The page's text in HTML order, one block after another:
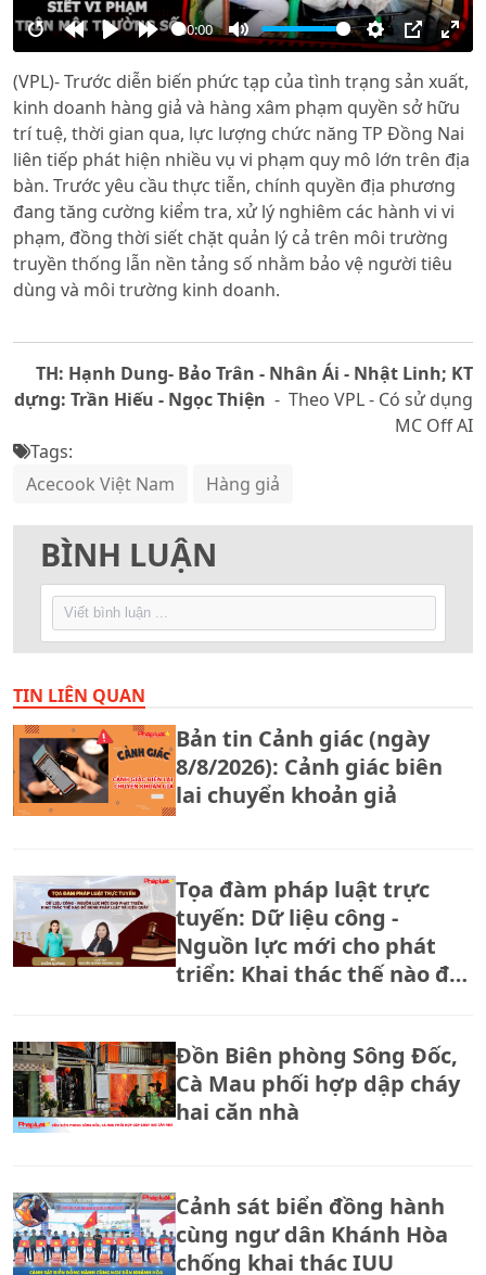
RestartRewind
10s
PlayForward
10s
00:00
Mute Settings
PIP
(VPL)- Trước diễn biến phức tạp của tình trạng sản xuất,
kinh doanh hàng giả và hàng xâm phạm quyền sở hữu
trí tuệ, thời gian qua, lực lượng chức năng TP Đồng Nai
liên tiếp phát hiện nhiều vụ vi phạm quy mô lớn trên địa
bàn. Trước yêu cầu thực tiễn, chính quyền địa phương
đang tăng cường kiểm tra, xử lý nghiêm các hành vi vi
phạm, đồng thời siết chặt quản lý cả trên môi trường
truyền thống lẫn nền tảng số nhằm bảo vệ người tiêu
dùng và môi trường kinh doanh.
TH: Hạnh Dung- Bảo Trân - Nhân Ái - Nhật Linh; KT
dựng: Trần Hiếu - Ngọc Thiện - Theo VPL - Có sử dụng
MC Off AI
Tags:
Acecook Việt Nam
Hàng giả
BÌNH LUẬN
TIN LIÊN QUAN
Bản tin Cảnh giác (ngày
8/8/2026): Cảnh giác biên
lai chuyển khoản giả
Tọa đàm pháp luật trực
tuyến: Dữ liệu công -
Nguồn lực mới cho phát
triển: Khai thác thế nào để
Đồn Biên phòng Sông Đốc,
Cà Mau phối hợp dập cháy
hai căn nhà
Cảnh sát biển đồng hành
cùng ngư dân Khánh Hòa
chống khai thác IUU